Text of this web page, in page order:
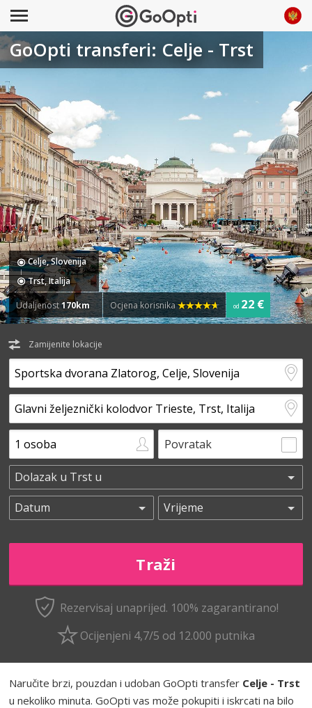
GoOpti transferi: Celje - Trst
Celje, Slovenija
Trst, Italija
Udaljenost170km Ocjena korisnika od 22 €
Zamijenite lokacije
Povratak
Rezervisaj unaprijed. 100% zagarantirano!
Ocijenjeni 4,7/5 od 12.000 putnika
Naručite brzi, pouzdan i udoban GoOpti transfer Celje - Trst
u nekoliko minuta. GoOpti vas može pokupiti i iskrcati na bilo